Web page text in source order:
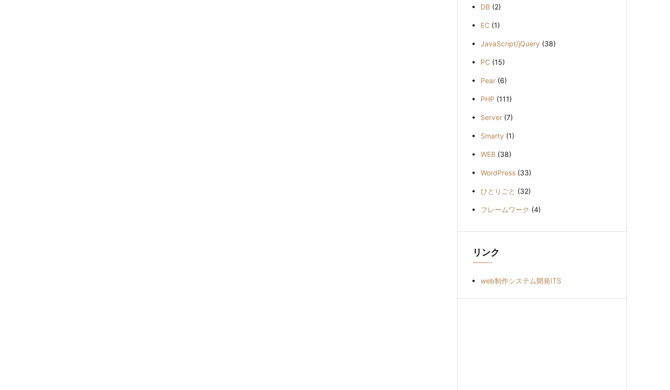
DB (2)
EC (1)
JavaScript/jQuery (38)
PC (15)
Pear (6)
PHP (111)
Server (7)
Smarty (1)
WEB (38)
WordPress (33)
ひとりごと (32)
フレームワーク (4)
リンク
web制作システム開発ITS